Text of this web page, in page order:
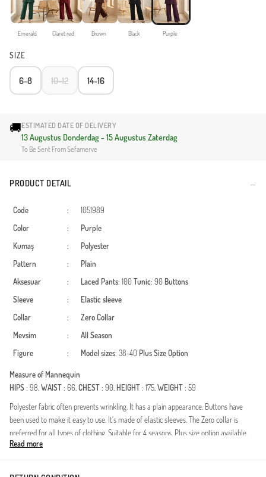
Emerald Claret red Brown Black Purple
SIZE
6-8 10-12 14-16
🚚ESTIMATED DATE OF DELIVERY
13 Augustus Donderdag - 15 Augustus Zaterdag
To Be Sent From Sefamerve
PRODUCT DETAIL
Code :
1051989
Color
:
Purple
Kumaş
:
Polyester
Pattern
:
Plain
Aksesuar
: Laced Pants: 100Tunic: 90 Buttons
Sleeve
:
Elastic sleeve
Collar
:
Zero Collar
Mevsim
:
All Season
Figure
: Model sizes: 38-40 Plus Size Option
Measure of Mannequin
HIPS: 98,WAIST: 66,CHEST: 90, HEIGHT: 175,WEIGHT: 59
Polyester fabric often prevents wrinkling. It has a plain appearance. Buttons have
been used to make it easy to use. It's made of elastic sleeves. The Zero collar is
preferred for all types of clothing. Suitable for 4 seasons. Plus size option available.
Maak kennis met deze stijlvolle tweedelige set, een essentieel item voor de
hoogwaardig polyester, wat zorgt voor een duurzame en kreukvrije ervaring
Read more